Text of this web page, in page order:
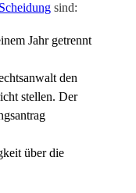
sind:
Jahr getrennt
den
stellen. Der
über die